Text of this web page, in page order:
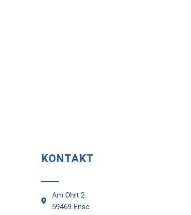
KONTAKT
Am Ohrt 2
59469 Ense